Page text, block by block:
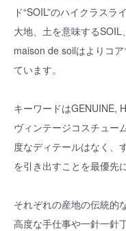
ド“SOIL”のハイクラスラ
大地、土を意味する
maison de soilはよりコ
ています。
キーワードはGENUINE,
ヴィンテージコスチュー
度なディテールはなく、
を引き出すことを最優先に
それぞれの産地の伝統的
高度な手仕事や一針一針